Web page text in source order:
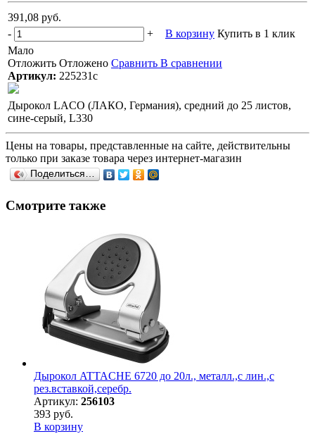
391,08 руб.
-
+ В корзину Купить в 1 клик
Мало
Отложить Отложено Сравнить В сравнении
Артикул: 225231с
Дырокол LACO (ЛАКО, Германия), средний до 25 листов,
сине-серый, L330
Цены на товары, представленные на сайте, действительны
только при заказе товара через интернет-магазин
Поделиться…
Смотрите также
Дырокол ATTACHE 6720 до 20л., металл.,с лин.,с
рез.вставкой,серебр.
Артикул: 256103
393 руб.
В корзину